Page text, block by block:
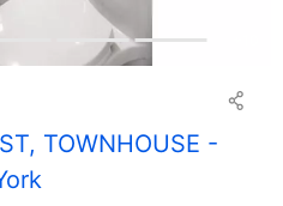
TOWNHOUSE -